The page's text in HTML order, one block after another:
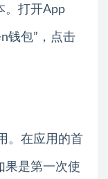
。打开App
钱包”，点击
。在应用的首
果是第一次使